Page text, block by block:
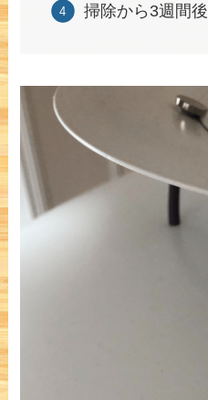
掃除から3週間後